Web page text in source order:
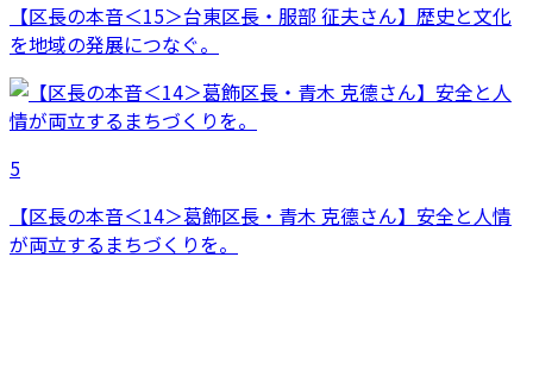
【区長の本音＜15＞台東区長・服部 征夫さん】歴史と文化
を地域の発展につなぐ。
5
【区長の本音＜14＞葛飾区長・青木 克德さん】安全と人情
が両立するまちづくりを。